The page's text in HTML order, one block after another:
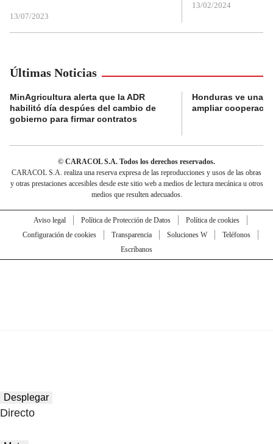
13/07/2023
13/02/2024
Últimas Noticias
MinAgricultura alerta que la ADR
habilitó día despúes del cambio de
gobierno para firmar contratos
Honduras ve una
ampliar
© CARACOL S.A. Todos los derechos reservados.
CARACOL S.A. realiza una reserva expresa de las reproducciones y usos de las obras
y otras prestaciones accesibles desde este sitio web a medios de lectura mecánica u otros
medios que resulten adecuados.
Aviso legal Política de Protección de Datos
Política de cookies
Configuración de cookies
Transparencia Soluciones W
Teléfonos
Escríbanos
Desplegar
Directo